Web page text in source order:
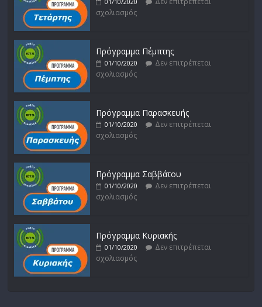
σχολιασμός
Πρόγραμμα Πέμπτης
01/10/2020
Δεν επιτρέπεται
σχολιασμός
Πρόγραμμα Παρασκευής
01/10/2020
Δεν επιτρέπεται
σχολιασμός
Πρόγραμμα Σαββάτου
01/10/2020
Δεν επιτρέπεται
σχολιασμός
Πρόγραμμα Κυριακής
01/10/2020
Δεν επιτρέπεται
σχολιασμός